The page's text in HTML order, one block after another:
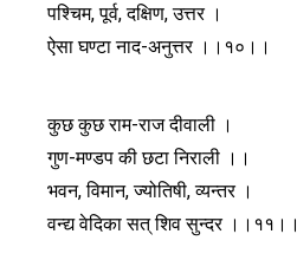
पश्चिम, पूर्व, दक्षिण, उत्तर ।
ऐसा घण्टा नाद-अनुत्तर ।।१०।।
कुछ कुछ राम-राज दीवाली ।
गुण-मण्डप की छटा निराली ।।
भवन, विमान, ज्योतिषी, व्यन्तर ।
वन्द्य वेदिका सत् शिव सुन्दर ।।११।।